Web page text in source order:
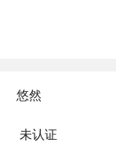
悠然
未认证